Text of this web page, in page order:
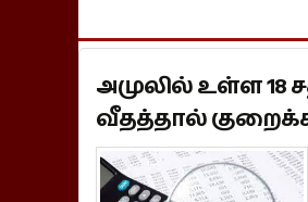
அமுலில் உள்ள 18
வீதத்தால்